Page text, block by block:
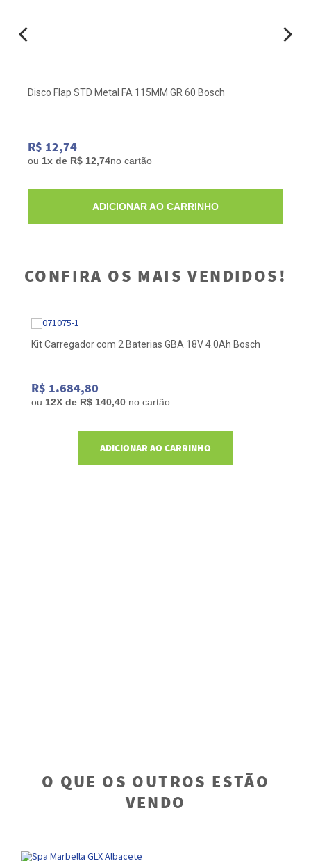
Disco Flap STD Metal FA 115MM GR 60 Bosch
R$ 12,74
ou 1x de R$ 12,74no cartão
ADICIONAR AO CARRINHO
CONFIRA OS MAIS VENDIDOS!
Kit Carregador com 2 Baterias GBA 18V 4.0Ah Bosch
R$ 1.684,80
ou 12X de R$ 140,40 no cartão
ADICIONAR AO CARRINHO
O QUE OS OUTROS ESTÃO
VENDO